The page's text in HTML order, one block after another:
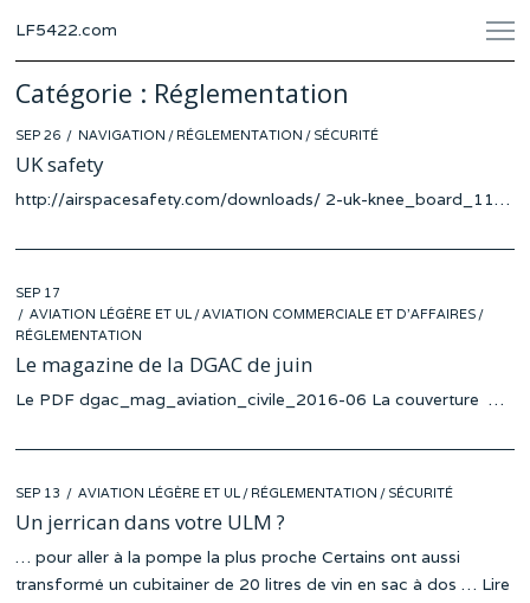
LF5422.com
Catégorie : Réglementation
POSTED
ON
SEP 26 NAVIGATION / RÉGLEMENTATION / SÉCURITÉ
UK safety
http://airspacesafety.com/downloads/ 2-uk-knee_board_11…
POSTED
ON
SEP 17
AVIATION LÉGÈRE ET UL /AVIATION COMMERCIALE ET D'AFFAIRES /
RÉGLEMENTATION
Le magazine de la DGAC de juin
Le PDF dgac_mag_aviation_civile_2016-06 La couverture …
POSTED
ON
SEP 13 AVIATION LÉGÈRE ET UL / RÉGLEMENTATION / SÉCURITÉ
Un jerrican dans votre ULM ?
… pour aller à la pompe la plus proche Certains ont aussi
transformé un cubitainer de 20 litres de vin en sac à dos … Lire